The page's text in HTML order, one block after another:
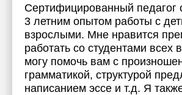
Сертифицированный педагог
3 летним опытом работы с
взрослыми. Мне нравится
работать со студентами всех
могу помочь вам с
грамматикой, структурой
написанием эссе и т.д. Я